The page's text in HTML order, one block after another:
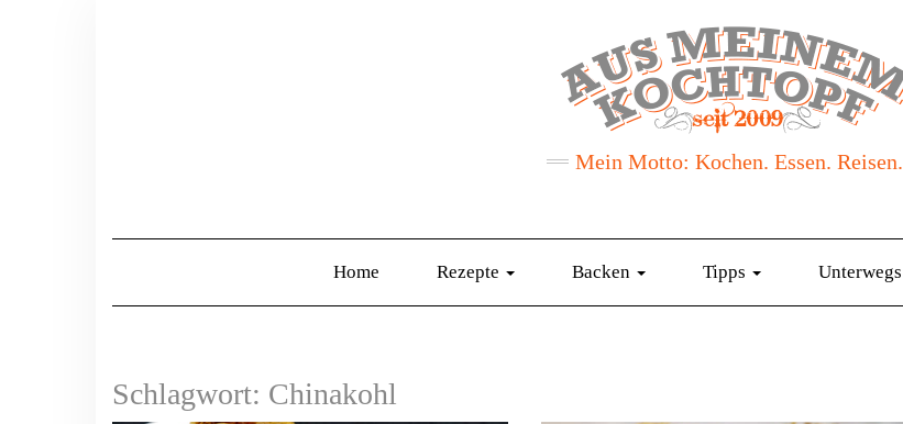
Mein Motto: Kochen. Essen. Reisen.
Home Rezepte Backen Tipps Unterwegs
Schlagwort: Chinakohl